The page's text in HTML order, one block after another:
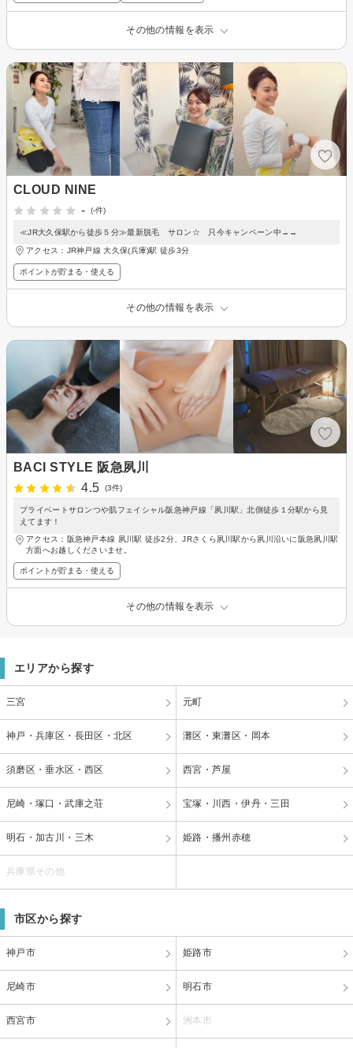
その他の情報を表示
CLOUD NINE
-
(-件)
≪JR大久保駅から徒歩５分≫最新脱毛 サロン☆ 只今キャンペーン中→→
アクセス：JR神戸線 大久保(兵庫)駅 徒歩3分
ポイントが貯まる・使える
その他の情報を表示
BACI STYLE 阪急夙川
4.5
(3件)
プライベートサロンつや肌フェイシャル阪急神戸線「夙川駅」北側徒歩１分駅から見
えてます！
アクセス：阪急神戸本線 夙川駅 徒歩2分、JRさくら夙川駅から夙川沿いに阪急夙川駅
方面へお越しくださいませ。
ポイントが貯まる・使える
その他の情報を表示
エリアから探す
三宮 元町
神戸・兵庫区・長田区・北区 灘区・東灘区・岡本
須磨区・垂水区・西区 西宮・芦屋
尼崎・塚口・武庫之荘 宝塚・川西・伊丹・三田
明石・加古川・三木 姫路・播州赤穂
兵庫県その他
市区から探す
神戸市 姫路市
尼崎市 明石市
西宮市 洲本市